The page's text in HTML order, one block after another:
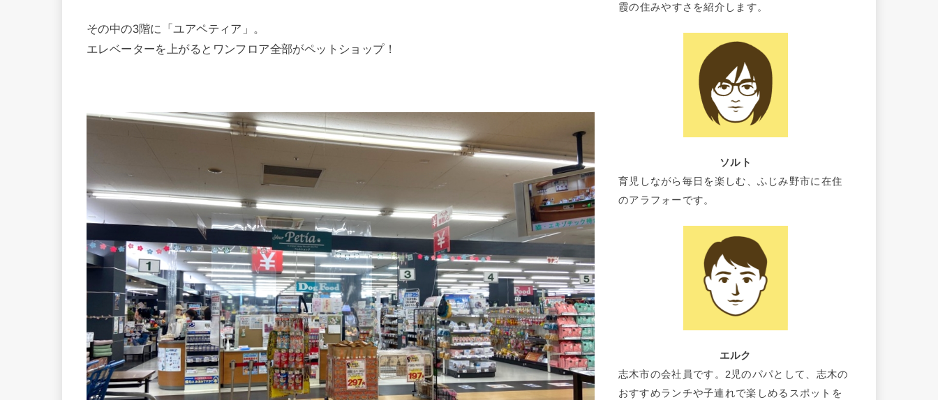
その中の3階に「ユアペティア」。
エレベーターを上がるとワンフロア全部がペットショップ！
霞の住みやすさを紹介します。
ソルト
育児しながら毎日を楽しむ、ふじみ野市に在住
のアラフォーです。
エルク
志木市の会社員です。2児のパパとして、志木の
おすすめランチや子連れで楽しめるスポットを